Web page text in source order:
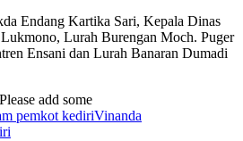
Endang Kartika Sari, Kepala Dinas
Lurah Burengan Moch. Puger
Ensani dan Lurah Banaran Dumadi
add some
pemkot kediriVinanda